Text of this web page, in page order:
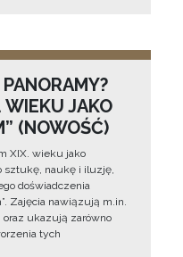
JAKO
(NOWOŚĆ)
XIX. wieku jako
sztukę, naukę i iluzję,
doświadczenia
Zajęcia nawiązują m.in.
oraz ukazują zarówno
tych